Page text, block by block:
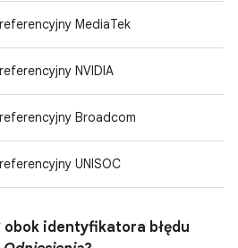
MediaTek
NVIDIA
Broadcom
UNISOC
obok identyfikatora błędu